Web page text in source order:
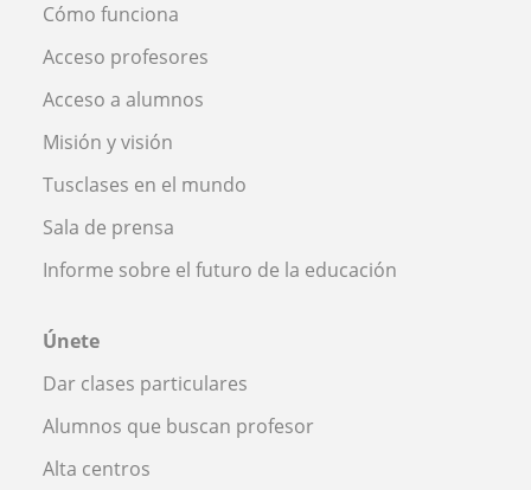
Cómo funciona
Acceso profesores
Acceso a alumnos
Misión y visión
Tusclases en el mundo
Sala de prensa
Informe sobre el futuro de la educación
Únete
Dar clases particulares
Alumnos que buscan profesor
Alta centros